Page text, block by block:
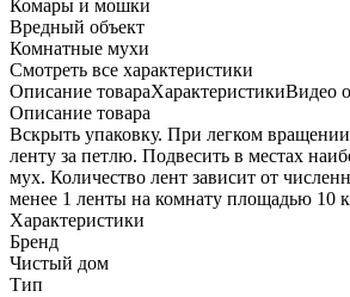
Комары и мошки
Вредный объект
Комнатные мухи
Cмотреть все характеристики
Описание товараХарактеристикиВидео
Описание товара
Вскрыть упаковку. При легком
ленту за петлю. Подвесить в местах
мух. Количество лент зависит от
менее 1 ленты на комнату площадью 10
Характеристики
Бренд
Чистый дом
Тип